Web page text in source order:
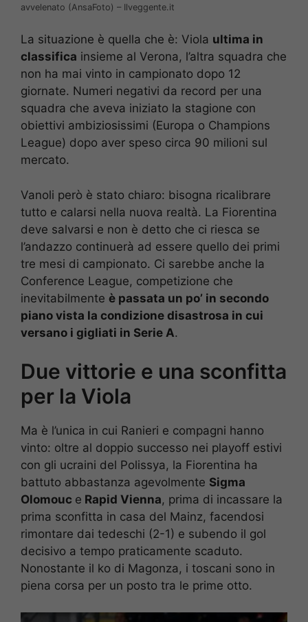
avvelenato (AnsaFoto) – Ilveggente.it
La situazione è quella che è: Viola ultima in
classifica insieme al Verona, l’altra squadra che
non ha mai vinto in campionato dopo 12
giornate. Numeri negativi da record per una
squadra che aveva iniziato la stagione con
obiettivi ambiziosissimi (Europa o Champions
League) dopo aver speso circa 90 milioni sul
mercato.
Vanoli però è stato chiaro: bisogna ricalibrare
tutto e calarsi nella nuova realtà. La Fiorentina
deve salvarsi e non è detto che ci riesca se
l’andazzo continuerà ad essere quello dei primi
tre mesi di campionato. Ci sarebbe anche la
Conference League, competizione che
inevitabilmente è passata un po’ in secondo
piano vista la condizione disastrosa in cui
versano i gigliati in Serie A.
Due vittorie e una sconfitta
per la Viola
Ma è l’unica in cui Ranieri e compagni hanno
vinto: oltre al doppio successo nei playoff estivi
con gli ucraini del Polissya, la Fiorentina ha
battuto abbastanza agevolmente Sigma
Olomouc e Rapid Vienna, prima di incassare la
prima sconfitta in casa del Mainz, facendosi
rimontare dai tedeschi (2-1) e subendo il gol
decisivo a tempo praticamente scaduto.
Nonostante il ko di Magonza, i toscani sono in
piena corsa per un posto tra le prime otto.